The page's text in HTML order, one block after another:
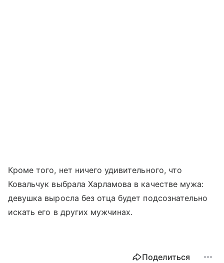
Кроме того, нет ничего удивительного, что
Ковальчук выбрала Харламова в качестве мужа:
девушка выросла без отца будет подсознательно
искать его в других мужчинах.
Поделиться